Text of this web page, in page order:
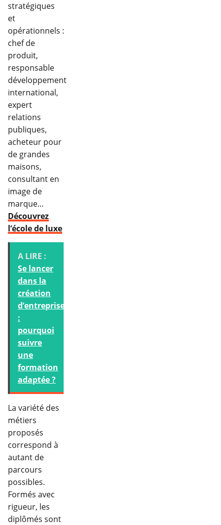
stratégiques
et
opérationnels :
chef de
produit,
responsable
développement
international,
expert
relations
publiques,
acheteur pour
de grandes
maisons,
consultant en
image de
marque…
Découvrez
l’école de luxe
A LIRE :
Se lancer
dans la
création
d’entreprise
:
pourquoi
suivre
une
formation
adaptée ?
La variété des
métiers
proposés
correspond à
autant de
parcours
possibles.
Formés avec
rigueur, les
diplômés sont